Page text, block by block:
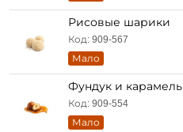
Рисовые шарики
Код: 909-567
Мало
Фундук и карамель
Код: 909-554
Мало